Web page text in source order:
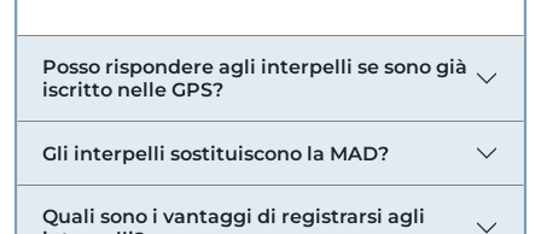
Posso rispondere agli interpelli se sono già
iscritto nelle GPS?
Gli interpelli sostituiscono la MAD?
Quali sono i vantaggi di registrarsi agli